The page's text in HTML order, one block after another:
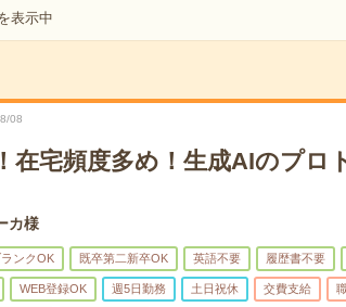
表示中
08
在宅頻度多め！生成AIのプロ
カ様
ランクOK 既卒第二新卒OK 英語不要 履歴書不要
WEB登録OK 週5日勤務 土日祝休 交費支給